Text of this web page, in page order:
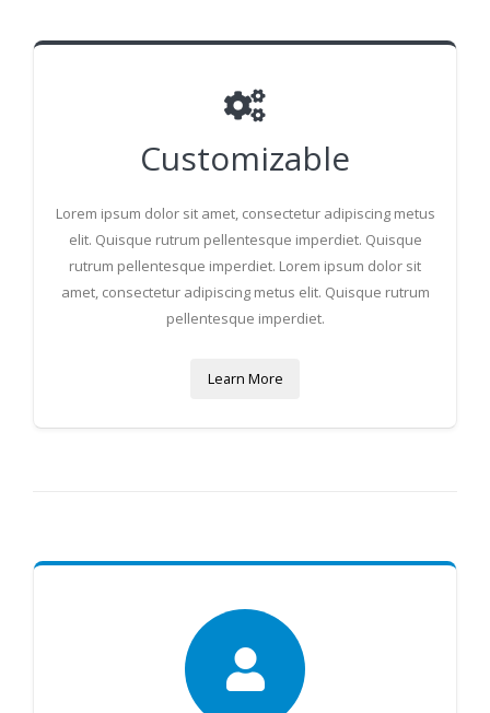
Customizable
Lorem ipsum dolor sit amet, consectetur adipiscing metus
elit. Quisque rutrum pellentesque imperdiet. Quisque
rutrum pellentesque imperdiet. Lorem ipsum dolor sit
amet, consectetur adipiscing metus elit. Quisque rutrum
pellentesque imperdiet.
Learn More